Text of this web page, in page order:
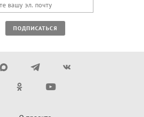
ПОДПИСАТЬСЯ